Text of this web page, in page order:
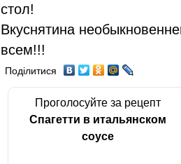
стол!
Вкуснятина
всем!!!
Поділитися
Проголосуйте за рецепт
Спагетти в итальянском
соусе